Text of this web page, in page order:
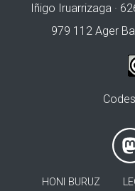
Iñigo Iruarrizaga ·
979 112 Ager
HONI BURUZ